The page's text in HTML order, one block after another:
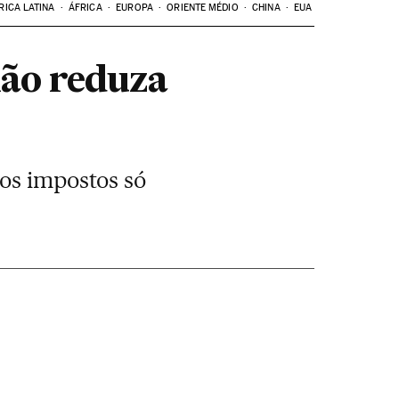
LATINA ÁFRICA EUROPA ORIENTE MÉDIO CHINA EUA
reduza
impostos só